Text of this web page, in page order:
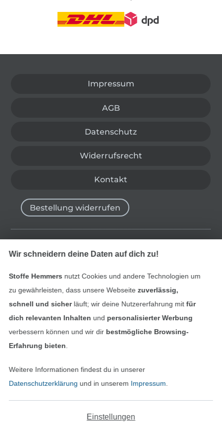
Impressum
AGB
Datenschutz
Widerrufsrecht
Kontakt
Alle Preise inkl. der gesetzl. MwSt.
Bestellung widerrufen
Finde mehr Inspiration
Deutsch
Nederlands
In den niederländischen
Français
In den
Wir schneidern deine Daten auf dich zu!
Stoffe Hemmers nutzt Cookies und andere Technologien um
zu gewährleisten, dass unsere Webseite zuverlässig,
schnell und sicherläuft; wir deine Nutzererfahrung mitfür
dich relevanten Inhalten und personalisierter Werbung
verbessern können und wir dir bestmögliche Browsing-
Erfahrung bieten
Weitere Informationen findest du in unserer
Datenschutzerklärung und in unserem Impressum
Einstellungen